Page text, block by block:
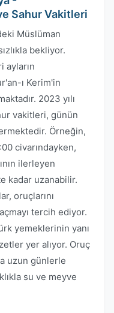
Sahur Vakitleri
Müslüman
bekliyor.
ayların
ı Kerim'in
2023 yılı
vakitleri, günün
Örneğin,
civarındayken,
ilerleyen
kadar uzanabilir.
oruçlarını
tercih ediyor.
yemeklerinin yanı
yer alıyor. Oruç
uzun günlerle
su ve meyve